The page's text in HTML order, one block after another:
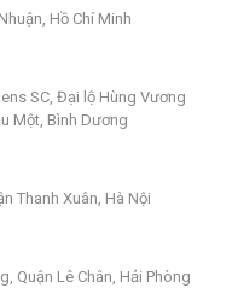
Hồ Chí Minh
SC, Đại lộ Hùng Vương
Một, Bình Dương
Thanh Xuân, Hà Nội
Quận Lê Chân, Hải Phòng